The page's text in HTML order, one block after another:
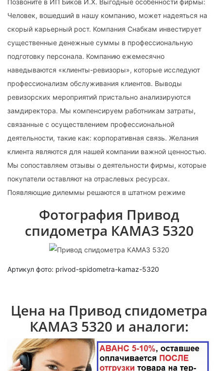
Позвоните в ИП Биков И.Х. Выгодные особенности фирмы:
Человек, вошедший в нашу компанию, может надеяться на
скорый карьерный рост. Компания Снабкам инвестирует
существенные денежные суммы в профессиональную
подготовку персонала. Компанию ежемесячно
наведываются «клиенты-ревизоры», которые исследуют
профессионализм обслуживания клиентов. Выводы
ревизорских мероприятий пристально анализируются
замдиректора. Мы компенсируем работникам затраты,
связанные с осуществлением профессиональной
деятельности, такие как: корпоративная связь. Желания
клиента являются для нашей компании важной ценностью.
Мы сопоставляем отзывы о деятельности фирмы, которые
покупатели оставляют на отраслевых ресурсах.
Появляющие дилеммы решаются в штатном режиме
Фотография Привод
спидометра КАМАЗ 5320
Артикул фото: privod-spidometra-kamaz-5320
Цена на Привод спидометра
КАМАЗ 5320 и аналоги: